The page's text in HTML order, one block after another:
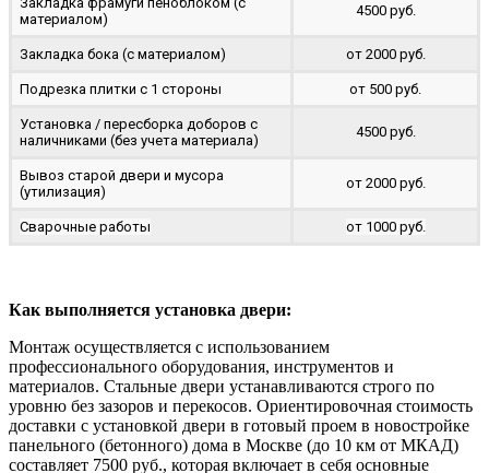
материалом)
4500 руб.
Закладка бока (с материалом) от 2000 руб.
Подрезка плитки с 1 стороны от 500 руб.
Установка / пересборка доборов с
наличниками (без учета материала)
4500 руб.
Вывоз старой двери и мусора
(утилизация)
от 2000 руб.
Сварочные работы от 1000 руб.
Как выполняется установка двери:
Монтаж осуществляется с использованием
профессионального оборудования, инструментов и
материалов. Стальные двери устанавливаются строго по
уровню без зазоров и перекосов. Ориентировочная стоимость
доставки с установкой двери в готовый проем в новостройке
панельного (бетонного) дома в Москве (до 10 км от МКАД)
составляет 7500 руб., которая включает в себя основные